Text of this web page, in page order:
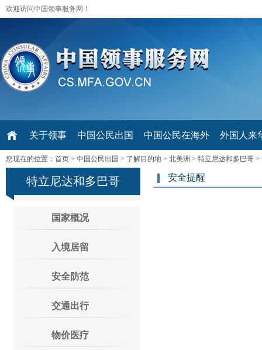
欢迎访问中国领事服务网！
关于领事 中国公民出国 中国公民在海外 外国人来
您现在的位置： 首页 > 中国公民出国 > 了解目的地 > 北美洲 > 特立尼达和多巴哥 >
特立尼达和多巴哥
国家概况
入境居留
安全防范
交通出行
物价医疗
安全提醒